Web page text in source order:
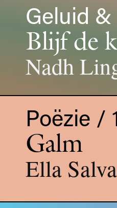
Geluid &
Blijf de
Nadh
Poëzie /
Galm
Ella